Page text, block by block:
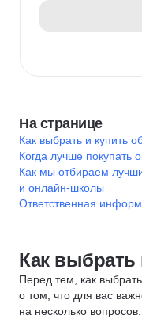
На странице
Как выбрать и купить
Когда лучше покупать
Как мы отбираем
и онлайн-школы
Ответственная
Как выбрать
Перед тем, как
о том, что для вас
на несколько вопросов: